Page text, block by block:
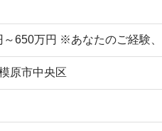
～650万円 ※あなたのご経験
原市中央区